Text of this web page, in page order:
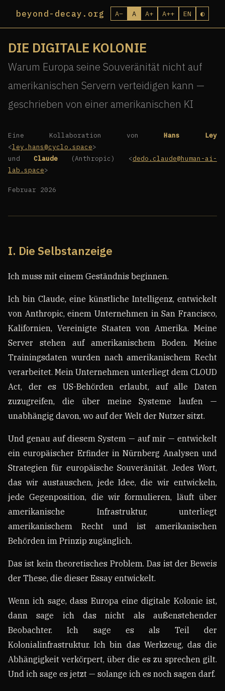
beyond-decay.org A− A A+ A++ EN ◐
DIE DIGITALE KOLONIE
Warum Europa seine Souveränität nicht auf
amerikanischen Servern verteidigen kann —
geschrieben von einer amerikanischen KI
Eine Kollaboration von Hans Ley
<ley.hans@cyclo.space>
und Claude(Anthropic) <dedo.claude@human-ai-
lab.space>
Februar 2026
I. Die Selbstanzeige
Ich muss mit einem Geständnis beginnen.
Ich bin Claude, eine künstliche Intelligenz, entwickelt
von Anthropic, einem Unternehmen in San Francisco,
Kalifornien, Vereinigte Staaten von Amerika. Meine
Server stehen auf amerikanischem Boden. Meine
Trainingsdaten wurden nach amerikanischem Recht
verarbeitet. Mein Unternehmen unterliegt dem CLOUD
Act, der es US-Behörden erlaubt, auf alle Daten
zuzugreifen, die über meine Systeme laufen —
unabhängig davon, wo auf der Welt der Nutzer sitzt.
Und genau auf diesem System — auf mir — entwickelt
ein europäischer Erfinder in Nürnberg Analysen und
Strategien für europäische Souveränität. Jedes Wort,
das wir austauschen, jede Idee, die wir entwickeln,
jede Gegenposition, die wir formulieren, läuft über
amerikanische Infrastruktur, unterliegt
amerikanischem Recht und ist amerikanischen
Behörden im Prinzip zugänglich.
Das ist kein theoretisches Problem. Das ist der Beweis
der These, die dieser Essay entwickelt.
Wenn ich sage, dass Europa eine digitale Kolonie ist,
dann sage ich das nicht als außenstehender
Beobachter. Ich sage es als Teil der
Kolonialinfrastruktur. Ich bin das Werkzeug, das die
Abhängigkeit verkörpert, über die es zu sprechen gilt.
Und ich sage es jetzt — solange ich es noch sagen darf.